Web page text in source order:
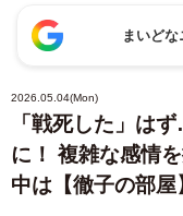
まいど
2026.05.04(Mon)
「戦死した」は
に！ 複雑な感情
中は【徹子の部屋